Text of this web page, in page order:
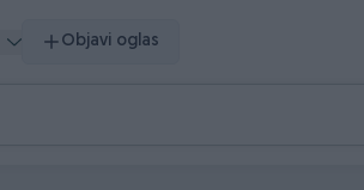
Objavi oglas